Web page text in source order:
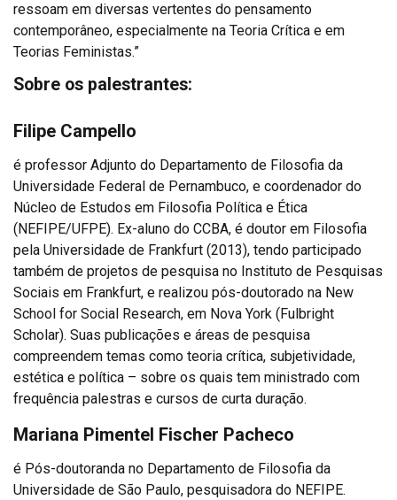
ressoam em diversas vertentes do pensamento
contemporâneo, especialmente na Teoria Crítica e em
Teorias Feministas.”
Sobre os palestrantes:
Filipe Campello
é professor Adjunto do Departamento de Filosofia da
Universidade Federal de Pernambuco, e coordenador do
Núcleo de Estudos em Filosofia Política e Ética
(NEFIPE/UFPE). Ex-aluno do CCBA, é doutor em Filosofia
pela Universidade de Frankfurt (2013), tendo participado
também de projetos de pesquisa no Instituto de Pesquisas
Sociais em Frankfurt, e realizou pós-doutorado na New
School for Social Research, em Nova York (Fulbright
Scholar). Suas publicações e áreas de pesquisa
compreendem temas como teoria crítica, subjetividade,
estética e política – sobre os quais tem ministrado com
frequência palestras e cursos de curta duração.
Mariana Pimentel Fischer Pacheco
é Pós-doutoranda no Departamento de Filosofia da
Universidade de São Paulo, pesquisadora do NEFIPE.